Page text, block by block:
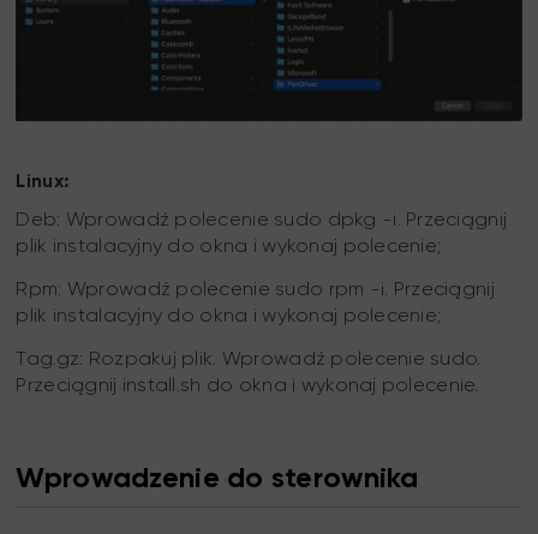
Linux:
Deb: Wprowadź polecenie sudo dpkg -i. Przeciągnij
plik instalacyjny do okna i wykonaj polecenie;
Rpm: Wprowadź polecenie sudo rpm -i. Przeciągnij
plik instalacyjny do okna i wykonaj polecenie;
Tag.gz: Rozpakuj plik. Wprowadź polecenie sudo.
Przeciągnij install.sh do okna i wykonaj polecenie.
Wprowadzenie do sterownika